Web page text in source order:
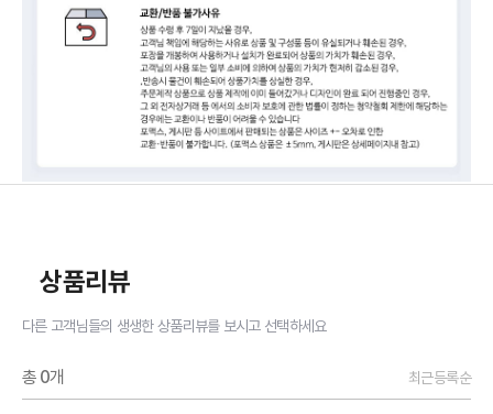
상품리뷰
다른 고객님들의 생생한 상품리뷰를 보시고 선택하세요
총 0개 최근등록순